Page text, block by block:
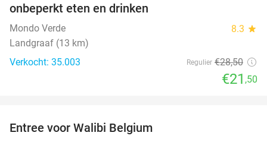
onbeperkt eten en drinken
Mondo Verde 8.3 star
Landgraaf (13 km)
Verkocht: 35.003
Regulier €28,50
€21 ,50
Entree voor Walibi Belgium